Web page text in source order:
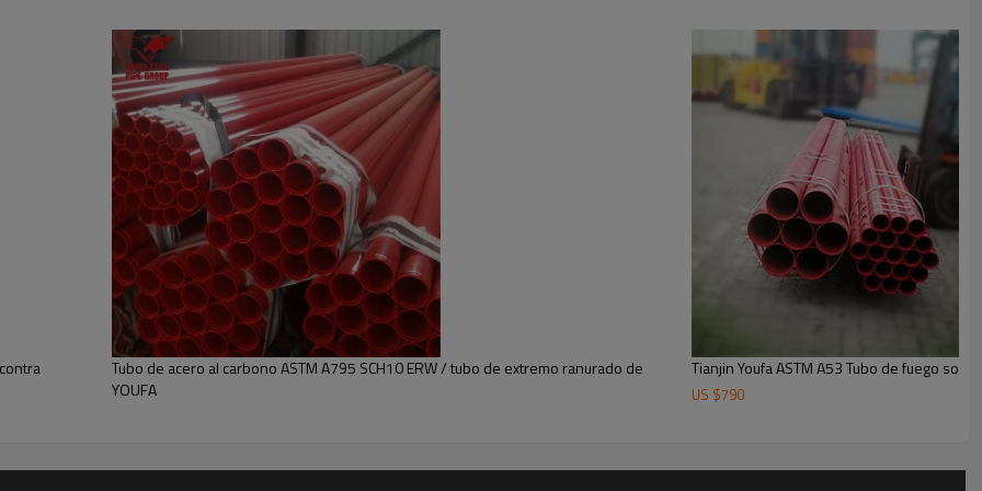
de protección contra incendios.
ERW
de construcción, tuberías de acero para rociadores contra
GB/T3091, etcTubo de acero al carbono ASTM A795 SCH10 ERW / tubo de extremo ranurado de
YOUFA
Tianjin Youfa ASTM A53 Tubo de fuego
US $790